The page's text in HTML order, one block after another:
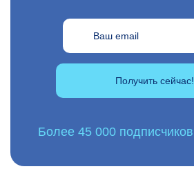
Получить сейчас!
Более 45 000 подписчиков